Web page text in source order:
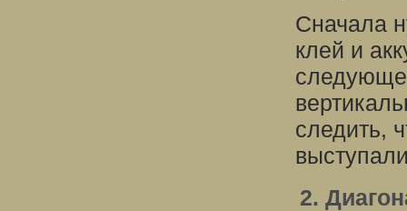
Сначала
клей и
следить,
2.